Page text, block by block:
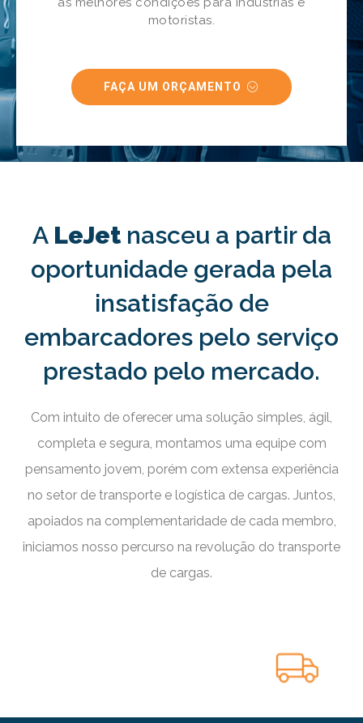
motoristas.
FAÇA UM ORÇAMENTO
A LeJetnasceu a partir da
oportunidade gerada pela
insatisfação de
embarcadores pelo serviço
prestado pelo mercado.
Com intuito de oferecer uma solução simples, ágil,
completa e segura, montamos uma equipe com
pensamento jovem, porém com extensa experiência
no setor de transporte e logística de cargas. Juntos,
apoiados na complementaridade de cada membro,
iniciamos nosso percurso na revolução do transporte
de cargas.